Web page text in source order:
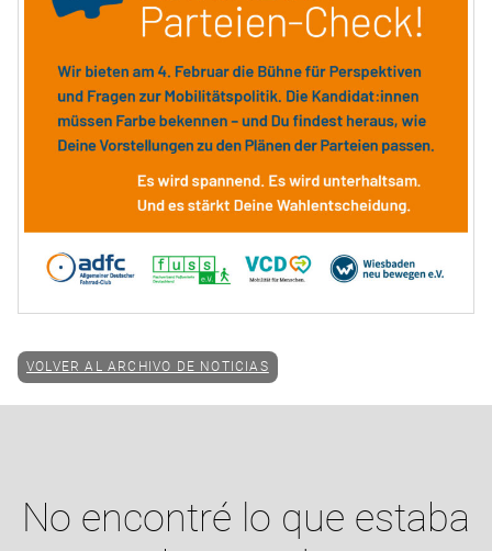
VOLVER AL ARCHIVO DE NOTICIAS
No encontré lo que estaba